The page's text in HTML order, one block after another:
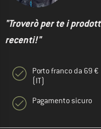
"Troverò per te i
recenti!"
Porto franco da 69 €
(IT)
Pagamento sicuro